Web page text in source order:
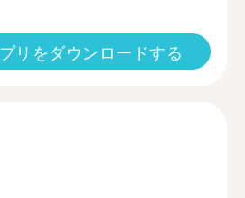
リをダウンロードする